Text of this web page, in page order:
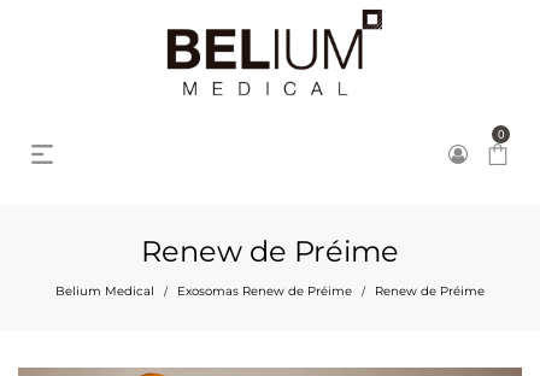
0
Renew de Préime
Belium Medical / Exosomas Renew de Préime / Renew de Préime